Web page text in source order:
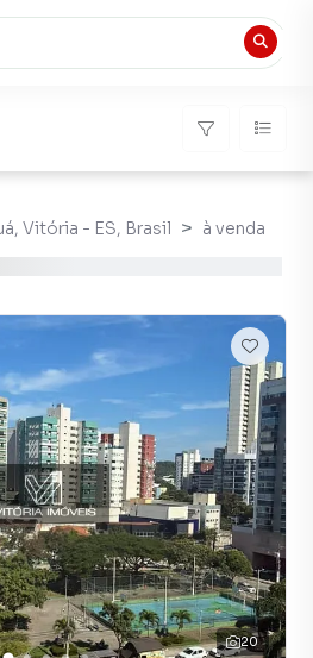
Vitória - ES, Brasil à venda
20